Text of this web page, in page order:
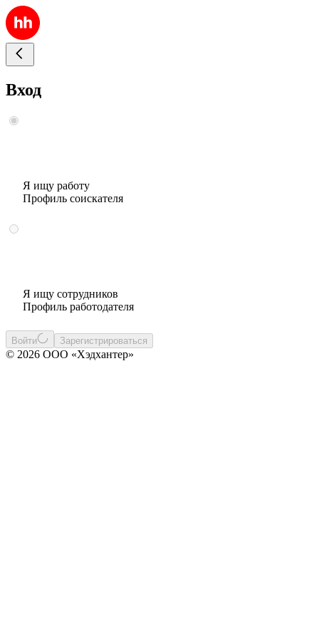
Вход
Я ищу работу
Профиль соискателя
Я ищу сотрудников
Профиль работодателя
Войти Зарегистрироваться
© 2026 ООО «Хэдхантер»